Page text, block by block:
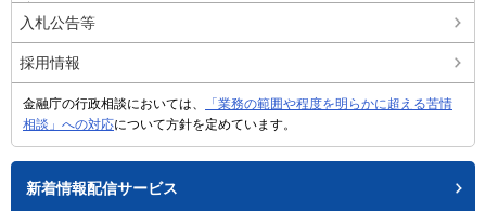
入札公告等
採用情報
金融庁の行政相談においては、
「業務の範囲や程度を明らかに超える苦情
相談」への対応について方針を定めています。
新着情報配信サービス